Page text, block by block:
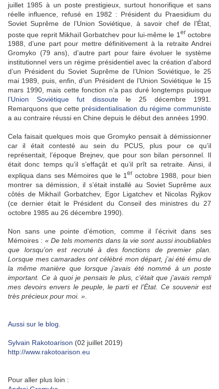
juillet 1985 à un poste prestigieux, surtout honorifique et sans
réelle influence, refusé en 1982 : Président du Praesidium du
Soviet Suprême de l’Union Soviétique, à savoir chef de l’État,
poste que reprit Mikhaïl Gorbatchev pour lui-même le 1 er octobre
1988, d’une part pour mettre définitivement à la retraite Andrei
Gromyko (79 ans), d’autre part pour faire évoluer le système
institutionnel vers un régime présidentiel avec la création d’abord
d’un Président du Soviet Suprême de l’Union Soviétique, le 25
mai 1989, puis, enfin, d’un Président de l’Union Soviétique le 15
mars 1990, mais cette fonction n’a pas duré longtemps puisque
l’Union Soviétique fut dissoutele 25 décembre 1991.
Remarquons que cette présidentialisation du régime communiste
a au contraire réussi en Chine depuis le début des années 1990.
Cela faisait quelques mois que Gromyko pensait à démissionner
car il était contesté au sein du PCUS, plus pour ce qu’il
représentait, l’époque Brejnev, que pour son bilan personnel. Il
était donc temps qu’il s’effaçât et qu’il prît sa retraite. Ainsi, il
expliqua dans ses Mémoires que le 1 er octobre 1988, pour bien
montrer sa démission, il s’était installé au Soviet Suprême aux
côtés de Mikhaïl Gorbatchev, Egor Ligatchev et Nicolas Ryjkov
(ce dernier était le Président du Conseil des ministres du 27
octobre 1985 au 26 décembre 1990).
Non sans une pointe d’émotion, comme il l’écrivit dans ses
Mémoires : « De tels moments dans la vie sont aussi inoubliables
que lorsqu’on est recruté à des fonctions de premier plan.
Lorsque mes camarades ont célébré mon départ, j’ai été ému de
la même manière que lorsque j’avais été nommé à un poste
important. Ce à quoi je pensais le plus, c’était que j’avais rempli
mes devoirs envers le peuple, le parti et l’État. Ce souvenir est
très précieux pour moi. »
Aussi sur le blog.
Sylvain Rakotoarison (02 juillet 2019)
http://www.rakotoarison.eu
Pour aller plus loin :